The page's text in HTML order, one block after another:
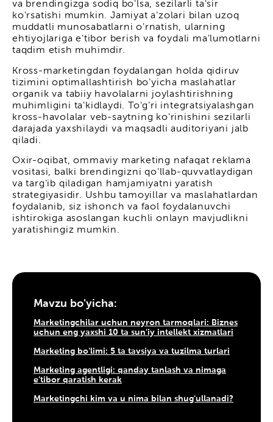
va brendingizga sodiq bo'lsa, sezilarli ta'sir
ko'rsatishi mumkin. Jamiyat a'zolari bilan uzoq
muddatli munosabatlarni o'rnatish, ularning
ehtiyojlariga e'tibor berish va foydali ma'lumotlarni
taqdim etish muhimdir.
Kross-marketingdan foydalangan holda qidiruv
tizimini optimallashtirish bo'yicha maslahatlar
organik va tabiiy havolalarni joylashtirishning
muhimligini ta'kidlaydi. To'g'ri integratsiyalashgan
kross-havolalar veb-saytning ko'rinishini sezilarli
darajada yaxshilaydi va maqsadli auditoriyani jalb
qiladi.
Oxir-oqibat, ommaviy marketing nafaqat reklama
vositasi, balki brendingizni qo'llab-quvvatlaydigan
va targ'ib qiladigan hamjamiyatni yaratish
strategiyasidir. Ushbu tamoyillar va maslahatlardan
foydalanib, siz ishonch va faol foydalanuvchi
ishtirokiga asoslangan kuchli onlayn mavjudlikni
yaratishingiz mumkin.
Mavzu bo'yicha:
Marketingchilar uchun neyron tarmoqlari: Biznes
uchun eng yaxshi 10 ta sun'iy intellekt xizmatlari
Marketing bo'limi: 5 ta tavsiya va tuzilma turlari
Marketing agentligi: qanday tanlash va nimaga
e'tibor qaratish kerak
Marketingchi kim va u nima bilan shug'ullanadi?